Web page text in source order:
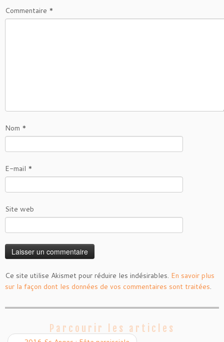
Commentaire *
Nom *
E-mail *
Site web
Ce site utilise Akismet pour réduire les indésirables. En savoir plus
sur la façon dont les données de vos commentaires sont traitées.
Parcourir les articles